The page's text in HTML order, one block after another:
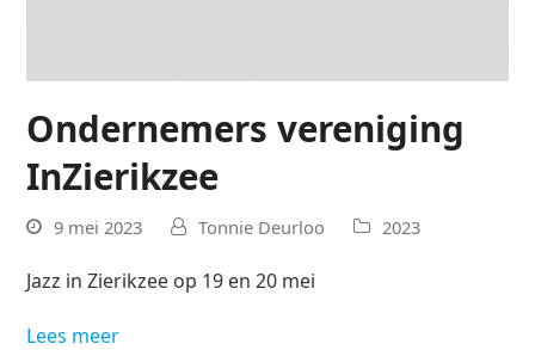
Ondernemers vereniging
InZierikzee
9 mei 2023 Tonnie Deurloo 2023
Jazz in Zierikzee op 19 en 20 mei
Lees meer